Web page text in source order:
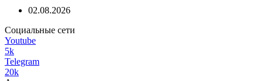
02.08.2026
Социальные сети
Youtube
5k
Telegram
20k